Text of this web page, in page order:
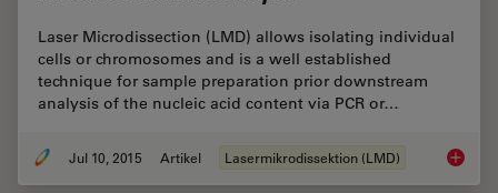
Laser Microdissection (LMD) allows isolating individual
cells or chromosomes and is a well established
technique for sample preparation prior downstream
analysis of the nucleic acid content via PCR or…
Jul 10, 2015 Artikel Lasermikrodissektion (LMD)